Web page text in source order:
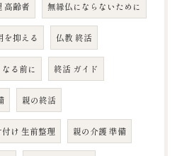
高齢者 無縁仏にならないために
を抑える 仏教 終活
る前に 終活 ガイド
親の終活
け 生前整理 親の介護 準備